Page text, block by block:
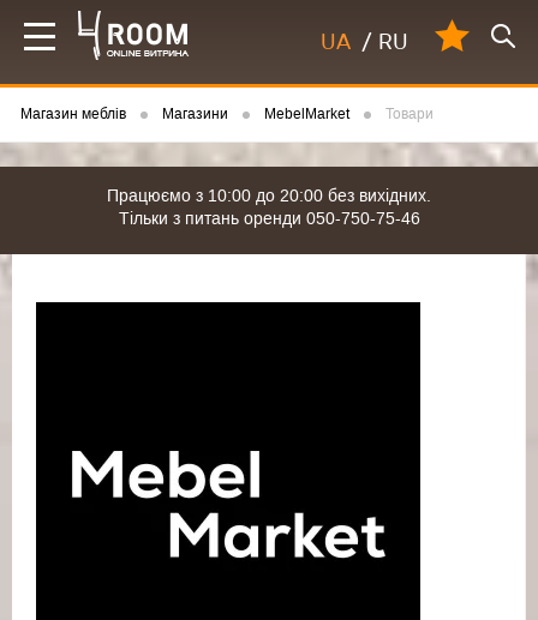
UA / RU
Магазин меблів Магазини MebelMarket Товари
Працюємо з 10:00 до 20:00 без вихідних.
Тільки з питань оренди 050-750-75-46